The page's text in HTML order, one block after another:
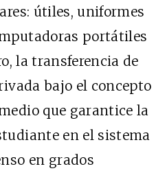
útiles, uniformes
portátiles
la transferencia de
bajo el concepto
que garantice la
en el sistema
en grados